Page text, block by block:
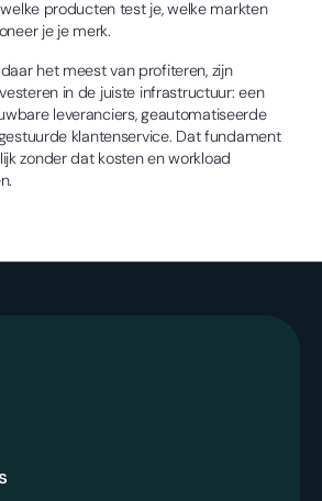
producten test je, welke markten
je je merk.
het meest van profiteren, zijn
in de juiste infrastructuur: een
leveranciers, geautomatiseerde
klantenservice. Dat fundament
zonder dat kosten en workload